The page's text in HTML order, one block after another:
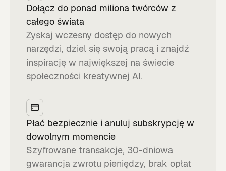
Dołącz do ponad miliona twórców z
całego świata
Zyskaj wczesny dostęp do nowych
narzędzi, dziel się swoją pracą i znajdź
inspirację w największej na świecie
społeczności kreatywnej AI.
Płać bezpiecznie i anuluj subskrypcję w
dowolnym momencie
Szyfrowane transakcje, 30-dniowa
gwarancja zwrotu pieniędzy, brak opłat